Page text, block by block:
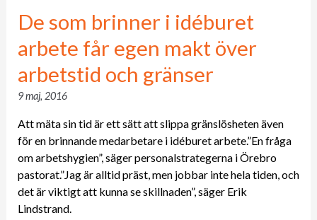
De som brinner i idéburet
arbete får egen makt över
arbetstid och gränser
9 maj, 2016
Att mäta sin tid är ett sätt att slippa gränslösheten även
för en brinnande medarbetare i idéburet arbete.”En fråga
om arbetshygien”, säger personalstrategerna i Örebro
pastorat.”Jag är alltid präst, men jobbar inte hela tiden, och
det är viktigt att kunna se skillnaden”, säger Erik
Lindstrand.